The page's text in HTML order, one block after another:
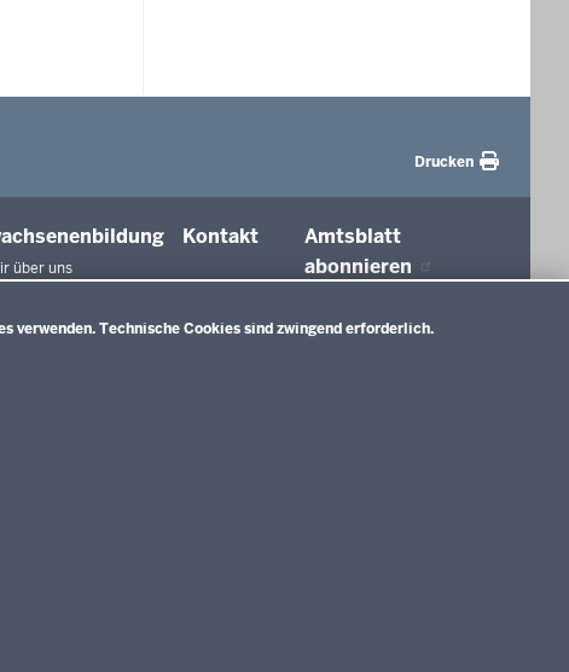
Technische Cookies sind zwingend erforderlich.
Drucken
über uns
in der
Kontakt
Amtsblatt
abonnieren